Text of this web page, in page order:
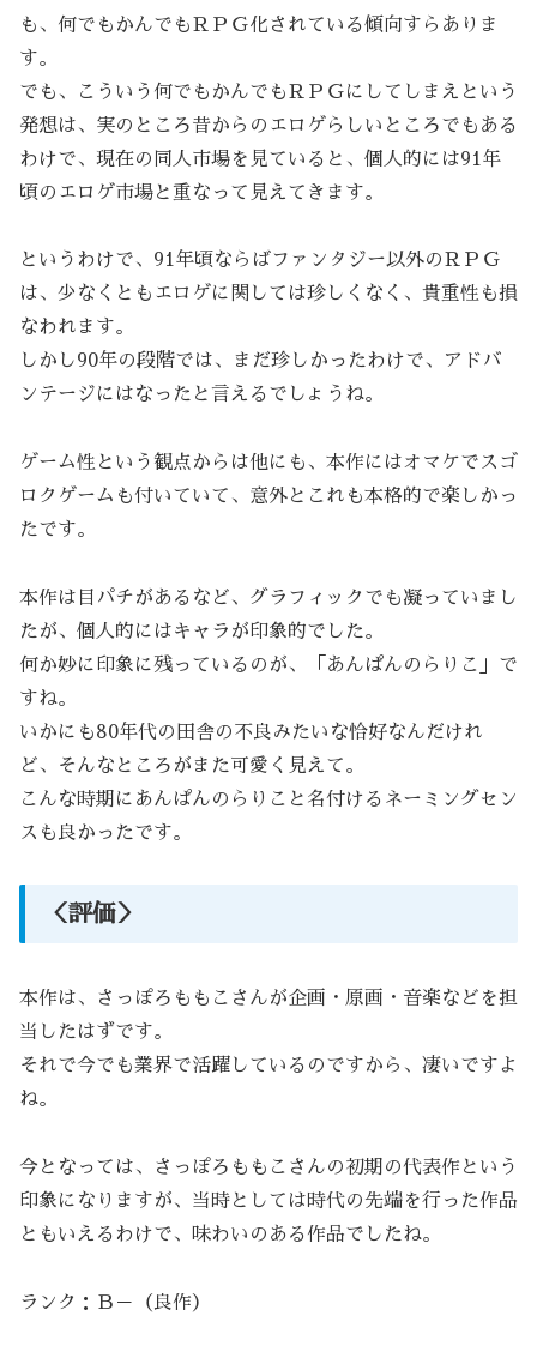
も、何でもかんでもＲＰＧ化されている傾向すらありま
す。
でも、こういう何でもかんでもＲＰＧにしてしまえという
発想は、実のところ昔からのエロゲらしいところでもある
わけで、現在の同人市場を見ていると、個人的には91年
頃のエロゲ市場と重なって見えてきます。
というわけで、91年頃ならばファンタジー以外のＲＰＧ
は、少なくともエロゲに関しては珍しくなく、貴重性も損
なわれます。
しかし90年の段階では、まだ珍しかったわけで、アドバ
ンテージにはなったと言えるでしょうね。
ゲーム性という観点からは他にも、本作にはオマケでスゴ
ロクゲームも付いていて、意外とこれも本格的で楽しかっ
たです。
本作は目パチがあるなど、グラフィックでも凝っていまし
たが、個人的にはキャラが印象的でした。
何か妙に印象に残っているのが、「あんぱんのらりこ」で
すね。
いかにも80年代の田舎の不良みたいな恰好なんだけれ
ど、そんなところがまた可愛く見えて。
こんな時期にあんぱんのらりこと名付けるネーミングセン
スも良かったです。
＜評価＞
本作は、さっぽろももこさんが企画・原画・音楽などを担
当したはずです。
それで今でも業界で活躍しているのですから、凄いですよ
ね。
今となっては、さっぽろももこさんの初期の代表作という
印象になりますが、当時としては時代の先端を行った作品
ともいえるわけで、味わいのある作品でしたね。
ランク：Ｂ－（良作）